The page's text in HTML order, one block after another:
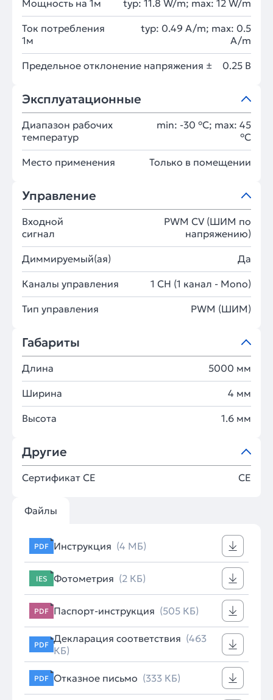
Мощность на 1м typ: 11.8 W/m; max: 12 W/m
Ток потребления
1м
typ: 0.49 A/m; max: 0.5
A/m
Предельное отклонение напряжения ± 0.25 В
Эксплуатационные
Диапазон рабочих
температур
min: -30 °C; max: 45
°C
Место применения Только в помещении
Управление
Входной
сигнал
PWM СV (ШИМ по
напряжению)
Диммируемый(ая) Да
Каналы управления 1 CH (1 канал - Mono)
Тип управления PWM (ШИМ)
Габариты
Длина 5000 мм
Ширина 4 мм
Высота 1.6 мм
Другие
Сертификат CE CE
Файлы
PDF Инструкция (4 МБ)
IES Фотометрия (2 КБ)
PDF Паспорт-инструкция (505 КБ)
PDF Декларация соответствия (463
КБ)
PDF Отказное письмо (333 КБ)